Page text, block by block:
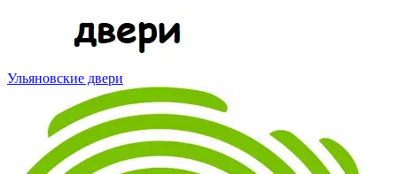
Ульяновские двери